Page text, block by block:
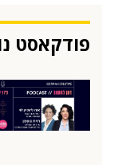
פודקאסט